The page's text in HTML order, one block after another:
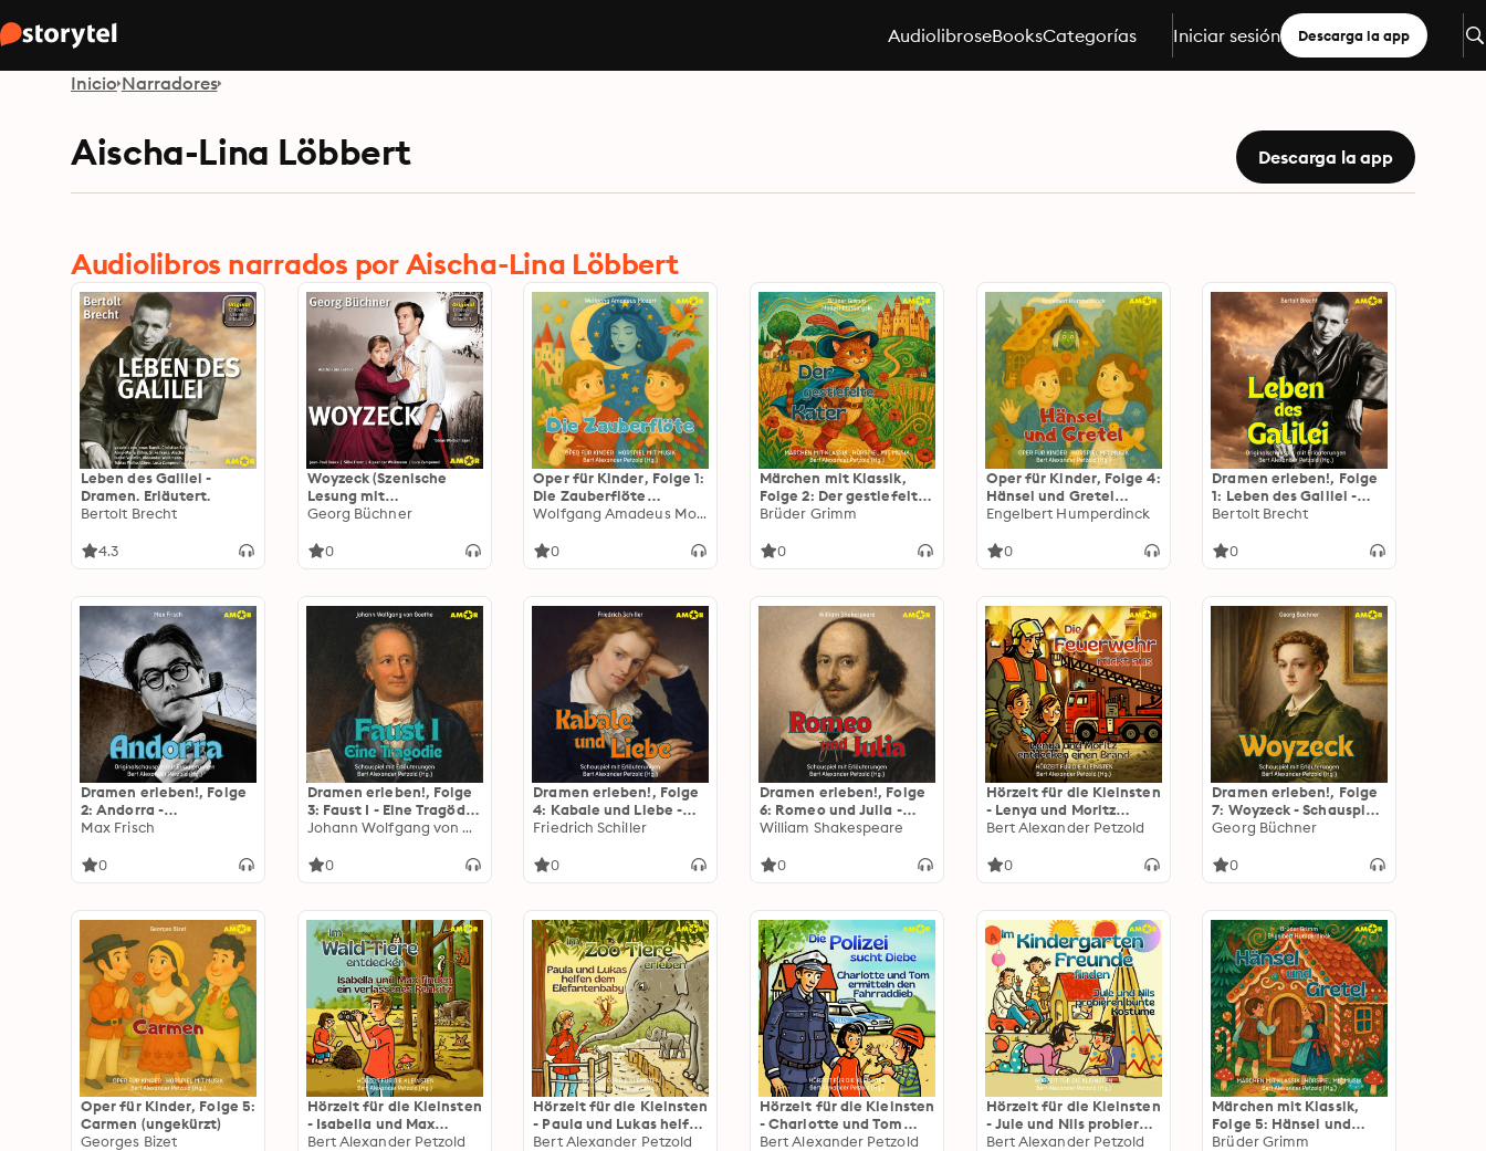
AudiolibroseBooksCategorías Iniciar sesión Descarga la app
Inicio Narradores
Aischa-Lina Löbbert Descarga la app
Audiolibros narrados por Aischa-Lina Löbbert
Leben des Galilei -
Dramen. Erläutert.
Bertolt Brecht
4.3
Woyzeck (Szenische
Lesung mit
Erläuterungen) -
Georg Büchner
0
Oper für Kinder, Folge 1:
Die Zauberflöte
(ungekürzt)
Wolfgang Amadeus Mozart
0
Märchen mit Klassik,
Folge 2: Der gestiefelte
Kater (ungekürzt)
Brüder Grimm
0
Oper für Kinder, Folge 4:
Hänsel und Gretel
(ungekürzt)
Engelbert Humperdinck
0
Dramen erleben!, Folge
1: Leben des Galilei -
Originalschauspiel mit
(ungekürzt)
Bertolt Brecht
0
Dramen erleben!, Folge
2: Andorra -
Originalschauspiel mit
(ungekürzt)
Max Frisch
0
Dramen erleben!, Folge
3: Faust I - Eine Tragödie
- Schauspiel mit
(ungekürzt)
Johann Wolfgang von Goethe
0
Dramen erleben!, Folge
4: Kabale und Liebe -
Schauspiel mit
(ungekürzt)
Friedrich Schiller
0
Dramen erleben!, Folge
6: Romeo und Julia -
Schauspiel mit
(ungekürzt)
William Shakespeare
0
Hörzeit für die Kleinsten
- Lenya und Moritz
entdecken einen Brand,
rückt aus (ungekürzt)
Bert Alexander Petzold
0
Dramen erleben!, Folge
7: Woyzeck - Schauspiel
mit Erläuterungen
Georg Büchner
0
Oper für Kinder, Folge 5:
Carmen (ungekürzt)
Georges Bizet
Hörzeit für die Kleinsten
- Isabella und Max
finden ein verlassenes
Bert Alexander Petzold
Hörzeit für die Kleinsten
- Paula und Lukas helfen
dem Elefantenbaby,
Bert Alexander Petzold
Hörzeit für die Kleinsten
- Charlotte und Tom
ermitteln den
Bert Alexander Petzold
Hörzeit für die Kleinsten
- Jule und Nils probieren
bunte Kostüme, Folge 9:
Bert Alexander Petzold
Märchen mit Klassik,
Folge 5: Hänsel und
Gretel (ungekürzt)
Brüder Grimm